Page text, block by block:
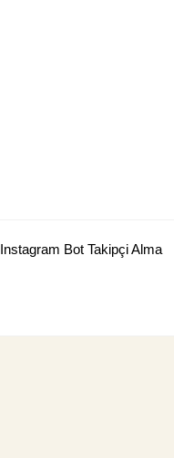
Instagram Bot Takipçi Alma